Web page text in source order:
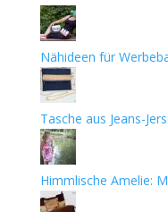
Nähideen für
Tasche aus Jeans-
Himmlische Amelie: